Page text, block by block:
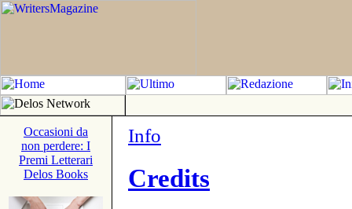
Occasioni da
non perdere: I
Premi Letterari
Delos Books
Info
Credits